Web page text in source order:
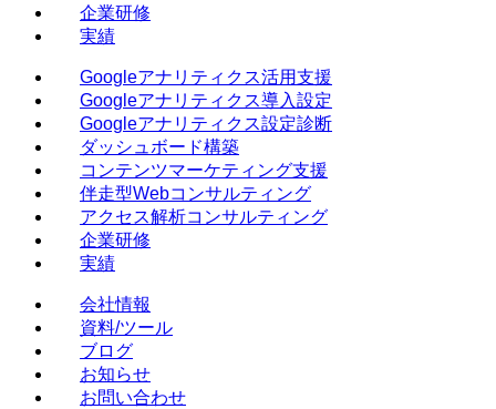
企業研修
実績
Googleアナリティクス活用支援
Googleアナリティクス導入設定
Googleアナリティクス設定診断
ダッシュボード構築
コンテンツマーケティング支援
伴走型Webコンサルティング
アクセス解析コンサルティング
企業研修
実績
会社情報
資料/ツール
ブログ
お知らせ
お問い合わせ